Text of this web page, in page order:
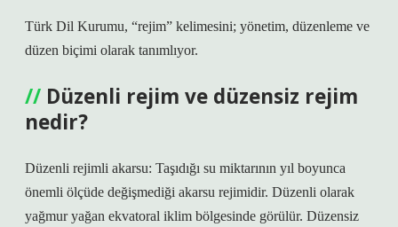
Türk Dil Kurumu, “rejim” kelimesini; yönetim, düzenleme ve
düzen biçimi olarak tanımlıyor.
Düzenli rejim ve düzensiz rejim
nedir?
Düzenli rejimli akarsu: Taşıdığı su miktarının yıl boyunca
önemli ölçüde değişmediği akarsu rejimidir. Düzenli olarak
yağmur yağan ekvatoral iklim bölgesinde görülür. Düzensiz